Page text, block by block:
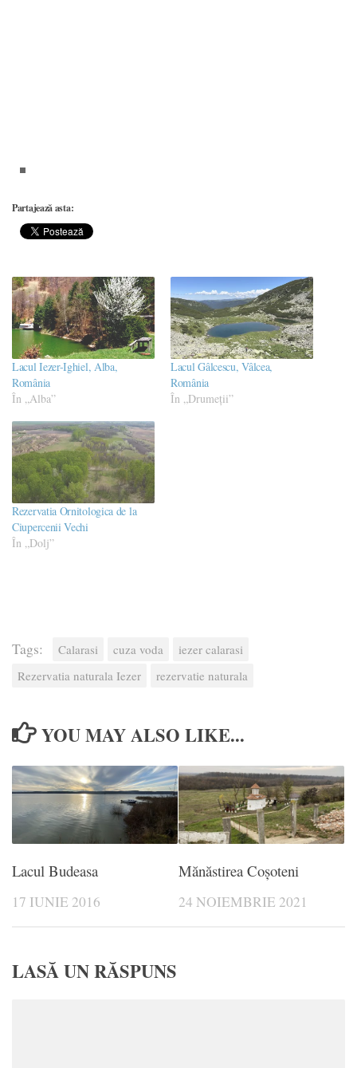
Partajează asta:
Lacul Iezer-Ighiel, Alba,
România
În „Alba”
Lacul Gâlcescu, Vâlcea,
România
În „Drumeţii”
Rezervatia Ornitologica de la
Ciupercenii Vechi
În „Dolj”
Tags: Calarasi cuza voda
iezer calarasi
Rezervatia naturala Iezer
rezervatie naturala
YOU MAY ALSO LIKE...
Lacul Budeasa
17 IUNIE 2016
Mănăstirea Coșoteni
24 NOIEMBRIE 2021
LASĂ UN RĂSPUNS